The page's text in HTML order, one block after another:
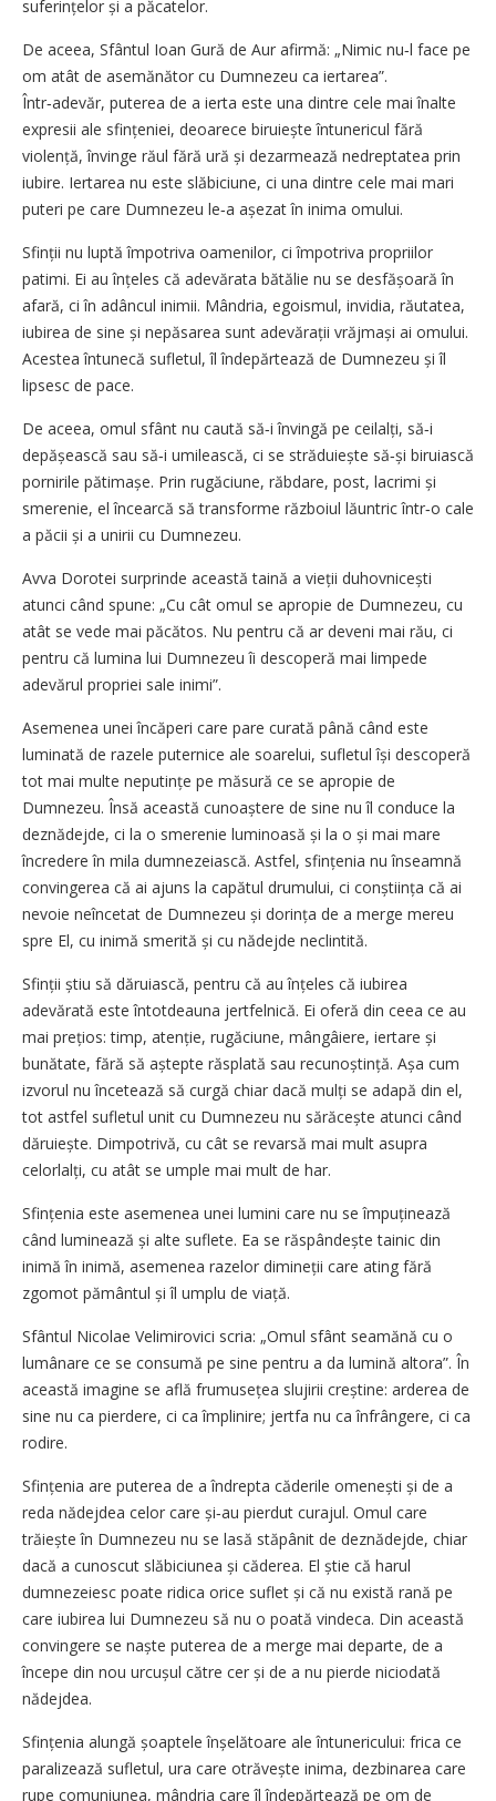
suferințelor și a păcatelor.
De aceea, Sfântul Ioan Gură de Aur afirmă: „Nimic nu‑l face pe
om atât de asemănător cu Dumnezeu ca iertarea”.
Într‑adevăr, puterea de a ierta este una dintre cele mai înalte
expresii ale sfințeniei, deoarece biruiește întunericul fără
violență, învinge răul fără ură și dezarmează nedreptatea prin
iubire. Iertarea nu este slăbiciune, ci una dintre cele mai mari
puteri pe care Dumnezeu le‑a așezat în inima omului.
Sfinții nu luptă împotriva oamenilor, ci împotriva propriilor
patimi. Ei au înțeles că adevărata bătălie nu se desfășoară în
afară, ci în adâncul inimii. Mândria, egoismul, invidia, răutatea,
iubirea de sine și nepăsarea sunt adevărații vrăjmași ai omului.
Acestea întunecă sufletul, îl îndepărtează de Dumnezeu și îl
lipsesc de pace.
De aceea, omul sfânt nu caută să‑i învingă pe ceilalți, să‑i
depășească sau să‑i umilească, ci se străduiește să‑și biruiască
pornirile pătimașe. Prin rugăciune, răbdare, post, lacrimi și
smerenie, el încearcă să transforme războiul lăuntric într‑o cale
a păcii și a unirii cu Dumnezeu.
Avva Dorotei surprinde această taină a vieții duhovnicești
atunci când spune: „Cu cât omul se apropie de Dumnezeu, cu
atât se vede mai păcătos. Nu pentru că ar deveni mai rău, ci
pentru că lumina lui Dumnezeu îi descoperă mai limpede
adevărul propriei sale inimi”.
Asemenea unei încăperi care pare curată până când este
luminată de razele puternice ale soarelui, sufletul își descoperă
tot mai multe neputințe pe măsură ce se apropie de
Dumnezeu. Însă această cunoaștere de sine nu îl conduce la
deznădejde, ci la o smerenie luminoasă și la o și mai mare
încredere în mila dumnezeiască. Astfel, sfințenia nu înseamnă
convingerea că ai ajuns la capătul drumului, ci conștiința că ai
nevoie neîncetat de Dumnezeu și dorința de a merge mereu
spre El, cu inimă smerită și cu nădejde neclintită.
Sfinții știu să dăruiască, pentru că au înțeles că iubirea
adevărată este întotdeauna jertfelnică. Ei oferă din ceea ce au
mai prețios: timp, atenție, rugăciune, mângâiere, iertare și
bunătate, fără să aștepte răsplată sau recunoștință. Așa cum
izvorul nu încetează să curgă chiar dacă mulți se adapă din el,
tot astfel sufletul unit cu Dumnezeu nu sărăcește atunci când
dăruiește. Dimpotrivă, cu cât se revarsă mai mult asupra
celorlalți, cu atât se umple mai mult de har.
Sfințenia este asemenea unei lumini care nu se împuținează
când luminează și alte suflete. Ea se răspândește tainic din
inimă în inimă, asemenea razelor dimineții care ating fără
zgomot pământul și îl umplu de viață.
Sfântul Nicolae Velimirovici scria: „Omul sfânt seamănă cu o
lumânare ce se consumă pe sine pentru a da lumină altora”. În
această imagine se află frumusețea slujirii creștine: arderea de
sine nu ca pierdere, ci ca împlinire; jertfa nu ca înfrângere, ci ca
rodire.
Sfințenia are puterea de a îndrepta căderile omenești și de a
reda nădejdea celor care și‑au pierdut curajul. Omul care
trăiește în Dumnezeu nu se lasă stăpânit de deznădejde, chiar
dacă a cunoscut slăbiciunea și căderea. El știe că harul
dumnezeiesc poate ridica orice suflet și că nu există rană pe
care iubirea lui Dumnezeu să nu o poată vindeca. Din această
convingere se naște puterea de a merge mai departe, de a
începe din nou urcușul către cer și de a nu pierde niciodată
nădejdea.
Sfințenia alungă șoaptele înșelătoare ale întunericului: frica ce
paralizează sufletul, ura care otrăvește inima, dezbinarea care
rupe comuniunea, mândria care îl îndepărtează pe om de